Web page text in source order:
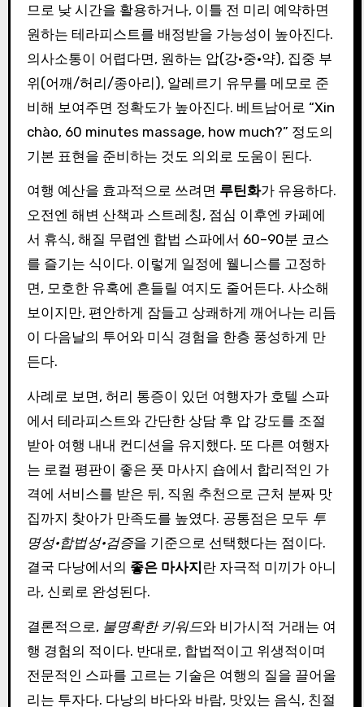
므로 낮 시간을 활용하거나, 이틀 전 미리 예약하면
원하는 테라피스트를 배정받을 가능성이 높아진다.
의사소통이 어렵다면, 원하는 압(강·중·약), 집중 부
위(어깨/허리/종아리), 알레르기 유무를 메모로 준
비해 보여주면 정확도가 높아진다. 베트남어로 “Xin
chào, 60 minutes massage, how much?” 정도의
기본 표현을 준비하는 것도 의외로 도움이 된다.
여행 예산을 효과적으로 쓰려면 루틴화가 유용하다.
오전엔 해변 산책과 스트레칭, 점심 이후엔 카페에
서 휴식, 해질 무렵엔 합법 스파에서 60–90분 코스
를 즐기는 식이다. 이렇게 일정에 웰니스를 고정하
면, 모호한 유혹에 흔들릴 여지도 줄어든다. 사소해
보이지만, 편안하게 잠들고 상쾌하게 깨어나는 리듬
이 다음날의 투어와 미식 경험을 한층 풍성하게 만
든다.
사례로 보면, 허리 통증이 있던 여행자가 호텔 스파
에서 테라피스트와 간단한 상담 후 압 강도를 조절
받아 여행 내내 컨디션을 유지했다. 또 다른 여행자
는 로컬 평판이 좋은 풋 마사지 숍에서 합리적인 가
격에 서비스를 받은 뒤, 직원 추천으로 근처 분짜 맛
집까지 찾아가 만족도를 높였다. 공통점은 모두 투
명성·합법성·검증을 기준으로 선택했다는 점이다.
결국 다낭에서의 좋은 마사지 란 자극적 미끼가 아니
라, 신뢰로 완성된다.
결론적으로, 불명확한 키워드와 비가시적 거래는 여
행 경험의 적이다. 반대로, 합법적이고 위생적이며
전문적인 스파를 고르는 기술은 여행의 질을 끌어올
리는 투자다. 다낭의 바다와 바람, 맛있는 음식, 친절